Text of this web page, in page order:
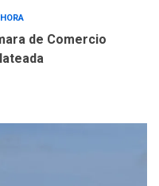
hídrica, por
de Comercio